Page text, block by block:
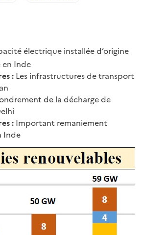
électrique installée d’origine
en Inde
: Les infrastructures de transport
de la décharge de
: Important remaniement
Inde